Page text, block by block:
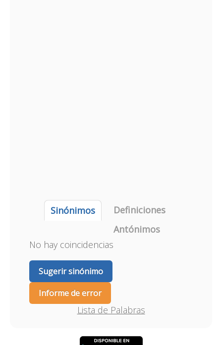
Sinónimos
Definiciones
Antónimos
No hay coincidencias
Sugerir sinónimo
Informe de error
Lista de Palabras